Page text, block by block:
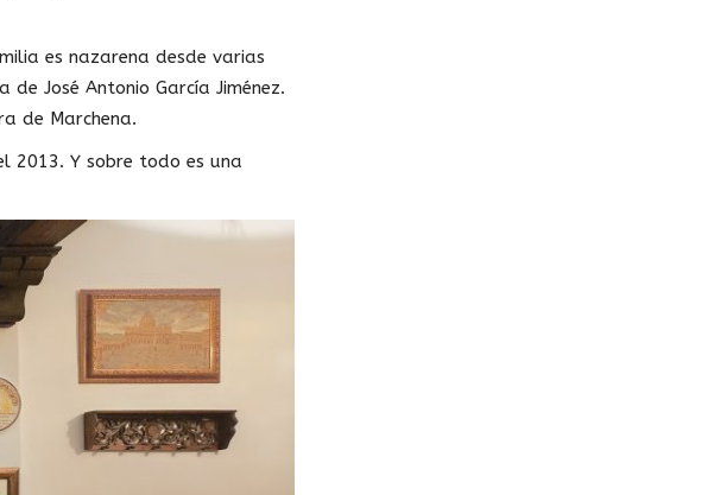
es nazarena desde varias
José Antonio García Jiménez.
de Marchena.
2013. Y sobre todo es una